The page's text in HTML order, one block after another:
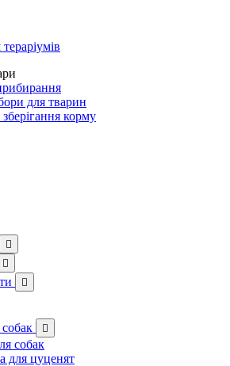
для тварин
корму




собак
для цуценят